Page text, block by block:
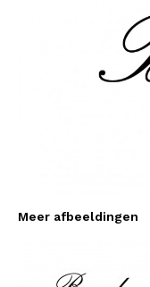
Meer afbeeldingen